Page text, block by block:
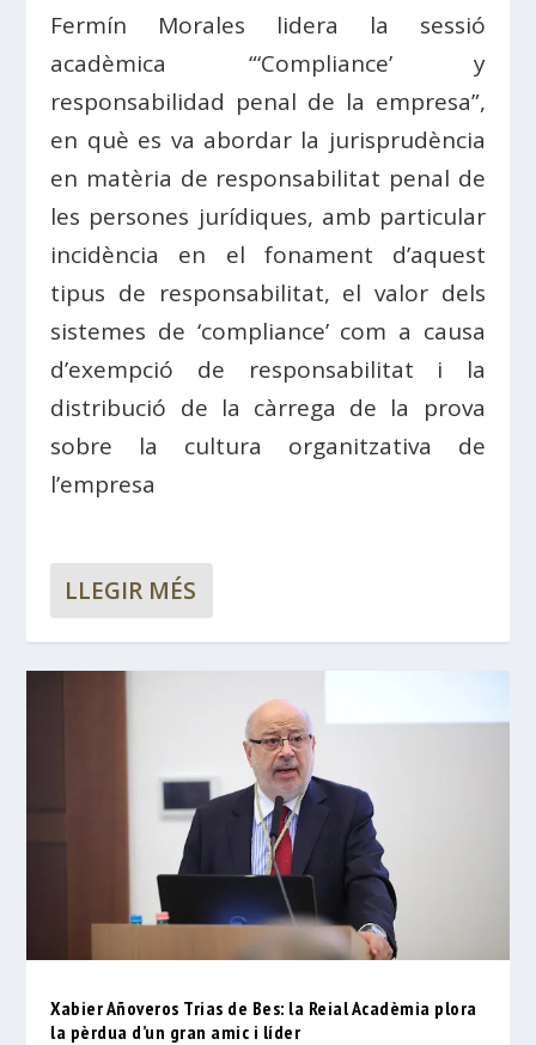
Fermín Morales lidera la sessió
acadèmica “‘Compliance’ y
responsabilidad penal de la empresa”,
en què es va abordar la jurisprudència
en matèria de responsabilitat penal de
les persones jurídiques, amb particular
incidència en el fonament d’aquest
tipus de responsabilitat, el valor dels
sistemes de ‘compliance’ com a causa
d’exempció de responsabilitat i la
distribució de la càrrega de la prova
sobre la cultura organitzativa de
l’empresa
LLEGIR MÉS
Xabier Añoveros Trias de Bes: la Reial Acadèmia plora
la pèrdua d’un gran amic i líder